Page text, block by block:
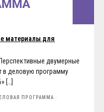
материалы для
двумерные
в деловую программу
[…]
ПРОГРАММА